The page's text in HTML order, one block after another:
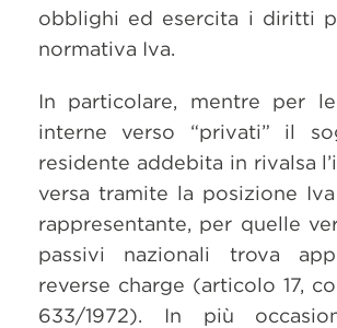
obblighi ed esercita i diritti
normativa Iva.
In particolare, mentre per
interne verso “privati” il
residente addebita in rivalsa
versa tramite la posizione
rappresentante, per quelle
passivi nazionali trova
reverse charge (articolo 17,
633/1972). In più